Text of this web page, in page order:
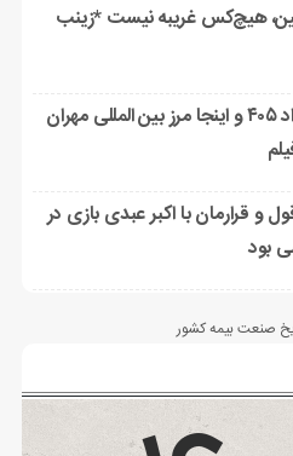
هیچ‌کس غریبه نیست *زینب
امروز ۶ مرداد ۴۰۵ و اینجا مرز بین المللی مهران
و قرارمان با اکبر عبدی بازی در
بود